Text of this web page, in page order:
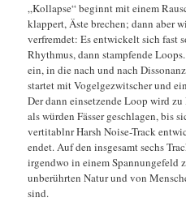
„Kollapse“ beginnt mit einem
klappert, Äste brechen; dann aber
verfremdet: Es entwickelt sich fast
Rhythmus, dann stampfende
ein, in die nach und nach
startet mit Vogelgezwitscher und
Der dann einsetzende Loop wird
als würden Fässer geschlagen, bis
vertitablnr Harsh Noise-Track
endet. Auf den insgesamt sechs
irgendwo in einem Spannungefeld
unberührten Natur und von
sind.